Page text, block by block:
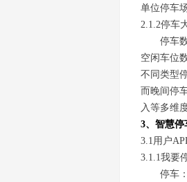
单位停车
2.1.2停车
停车
空闲车位
不同类型
而晚间停
入等多维
3、智慧停
3.1用户
3.1.1我要
停车